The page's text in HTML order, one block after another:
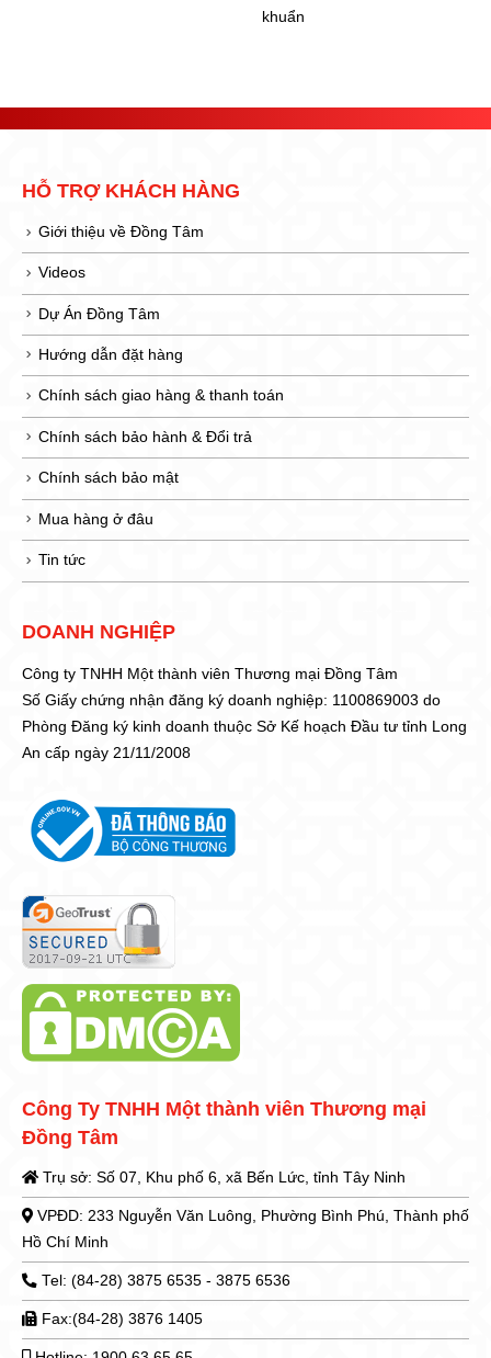
khuẩn
HỖ TRỢ KHÁCH HÀNG
Giới thiệu về Đồng Tâm
Videos
Dự Án Đồng Tâm
Hướng dẫn đặt hàng
Chính sách giao hàng & thanh toán
Chính sách bảo hành & Đổi trả
Chính sách bảo mật
Mua hàng ở đâu
Tin tức
DOANH NGHIỆP
Công ty TNHH Một thành viên Thương mại Đồng Tâm
Số Giấy chứng nhận đăng ký doanh nghiệp: 1100869003 do
Phòng Đăng ký kinh doanh thuộc Sở Kế hoạch Đầu tư tỉnh Long
An cấp ngày 21/11/2008
Công Ty TNHH Một thành viên Thương mại
Đồng Tâm
Trụ sở: Số 07, Khu phố 6, xã Bến Lức, tỉnh Tây Ninh
VPĐD: 233 Nguyễn Văn Luông, Phường Bình Phú, Thành phố
Hồ Chí Minh
Tel: (84-28) 3875 6535 - 3875 6536
Fax:(84-28) 3876 1405